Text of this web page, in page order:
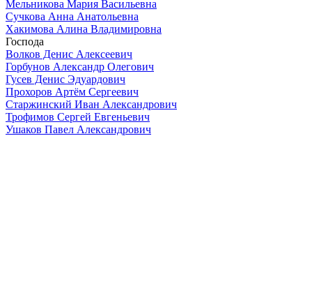
Мельникова Мария Васильевна
Сучкова Анна Анатольевна
Хакимова Алина Владимировна
Господа
Волков Денис Алексеевич
Горбунов Александр Олегович
Гусев Денис Эдуардович
Прохоров Артём Сергеевич
Старжинский Иван Александрович
Трофимов Сергей Евгеньевич
Ушаков Павел Александрович